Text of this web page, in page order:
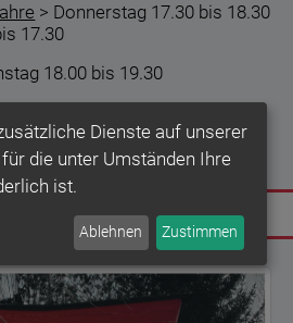
> Donnerstag 17.30 bis 18.30
17.30
18.00 bis 19.30
Dienste auf unserer
die unter Umständen Ihre
ist.
Ablehnen Zustimmen